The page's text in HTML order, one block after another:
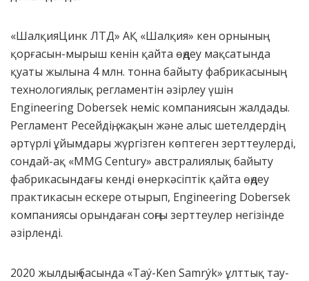
«ШалқияЦинк ЛТД» АҚ «Шалқия» кен орнының
қорғасын-мырыш кенін қайта өңдеу мақсатында
қуаты жылына 4 млн. тонна байыту фабрикасының
технологиялық регламентін әзірлеу үшін
Engineering Dobersek неміс компаниясын жалдады.
Регламент Ресейдің, жақын және алыс шетелдердің
әртүрлі ұйымдары жүргізген көптеген зерттеулерді,
сондай-ақ «MMG Century» австралиялық байыту
фабрикасындағы кенді өнеркәсіптік қайта өңдеу
практикасын ескере отырып, Engineering Dobersek
компаниясы орындаған соңғы зерттеулер негізінде
әзірленді.
2020 жылдың басында «Taý-Ken Samrýk» ұлттық тау-